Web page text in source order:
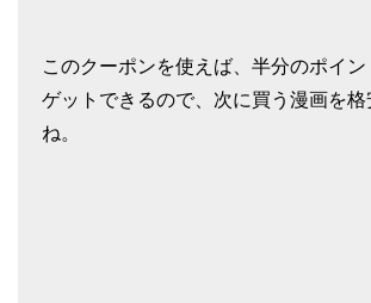
このクーポンを使えば、半分のポイ
ゲットできるので、次に買う漫画を
ね。